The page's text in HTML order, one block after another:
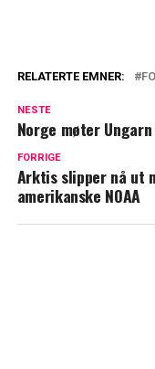
RELATERTE EMNER:
NESTE
Norge møter
FORRIGE
Arktis slipper nå ut
amerikanske NOAA